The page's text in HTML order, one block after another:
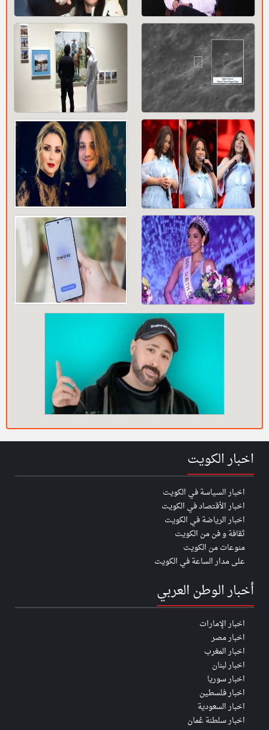
اخبار الكويت
اخبار السياسة في الكويت
اخبار الأقتصاد في الكويت
اخبار الرياضة في الكويت
ثقافة و فن من الكويت
منوعات من الكويت
على مدار الساعة في الكويت
أخبار الوطن العربي
اخبار الإمارات
اخبار مصر
اخبار المغرب
اخبار لبنان
اخبار سوريا
اخبار فلسطين
اخبار السعودية
اخبار سلطنة عُمان